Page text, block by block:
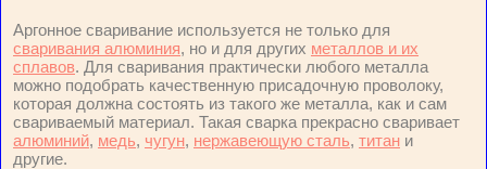
Аргонное сваривание используется не только для
сваривания алюминия, но и для других металлов и их
сплавов. Для сваривания практически любого металла
можно подобрать качественную присадочную проволоку,
которая должна состоять из такого же металла, как и сам
свариваемый материал. Такая сварка прекрасно сваривает
алюминий, медь, чугун, нержавеющую сталь, титан и
другие.